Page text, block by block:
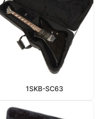
1SKB-SC63